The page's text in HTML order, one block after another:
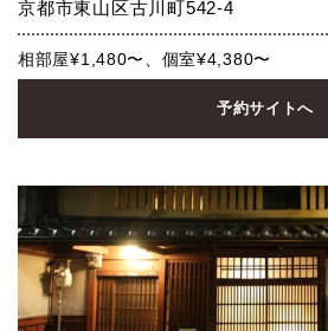
京都市東山区古川町542-4
相部屋¥1,480〜、個室¥4,380〜
予約サイトへ